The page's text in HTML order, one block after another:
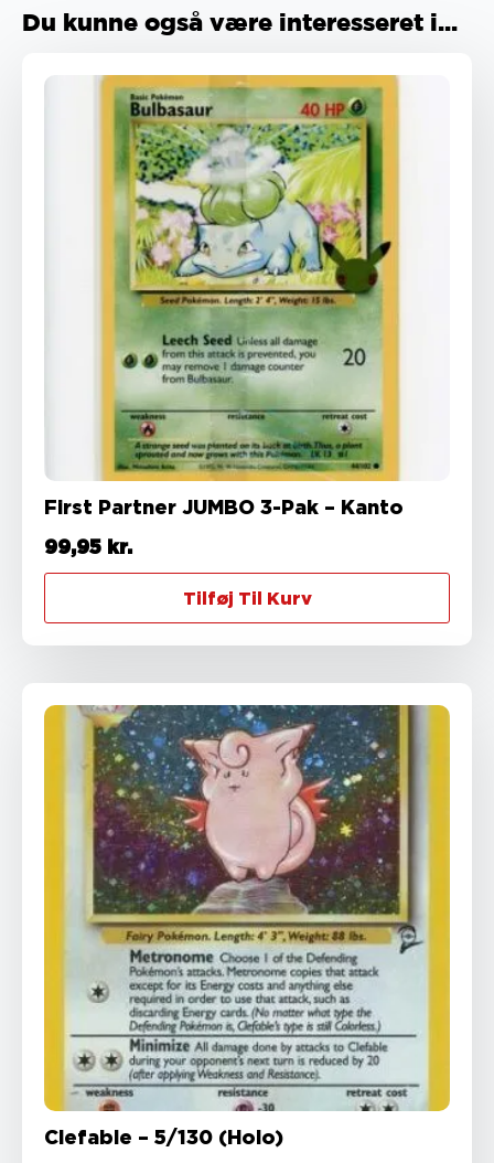
Du kunne også være interesseret i...
First Partner JUMBO 3-Pak – Kanto
99,95 kr.
Tilføj Til Kurv
Clefable – 5/130 (Holo)